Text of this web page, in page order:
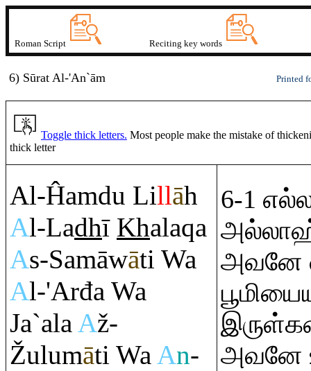
Roman Script Reciting key words
6) Sūrat Al-'An`ām Printed
Toggle thick letters. Most people make the mistake of
thick letter
Al-Ĥamdu Lillāh
Al-Ladhī Khalaqa
As-Samāwāti Wa
Al-'Arđa Wa
Ja`alaAž-
Žulumāti WaAn-
6-1
அவனே
அவனே